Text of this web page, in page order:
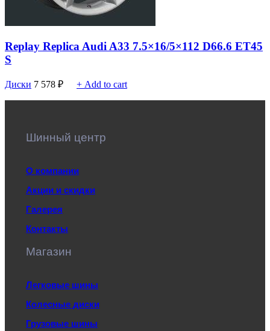
Replay Replica Audi A33 7.5×16/5×112 D66.6 ET45
S
Диски 7 578 ₽ + Add to cart
Шинный центр
О компании
Акции и скидки
Галерея
Контакты
Магазин
Легковые шины
Колесные диски
Грузовые шины